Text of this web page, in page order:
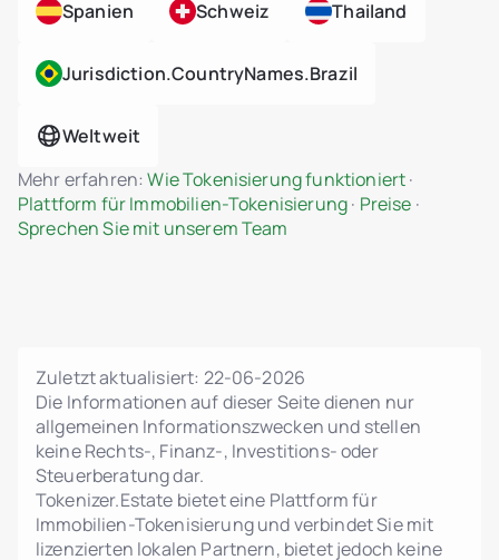
Admin-Chat-Schnittstelle für Tickets mit
Ticket-Statusverwaltung: In Prüfung / Gelöst
Tokenisierung von Immobilien-
ERC-3643 (Security Token)
Standardunterstützung
MiCA-konforme Smart-Contract-Logik
Statuskontrolle
Grundrisse, Visualisierungen und rechtliche
PDFs hochladen
Interaktive Einheitengalerie mit Echtzeit-
Status
Admin- und Investoren-
Änderungsbenachrichtigungen
Spanien Schweiz Thailand
Jurisdiction.countryNames.brazil
Weltweit
Mehr erfahren:Wie Tokenisierung funktioniert·
Plattform für Immobilien-Tokenisierung· Preise ·
Sprechen Sie mit unserem Team
Zuletzt aktualisiert: 22-06-2026
Die Informationen auf dieser Seite dienen nur
allgemeinen Informationszwecken und stellen
keine Rechts-, Finanz-, Investitions- oder
Steuerberatung dar.
Tokenizer.Estate bietet eine Plattform für
Immobilien-Tokenisierung und verbindet Sie mit
lizenzierten lokalen Partnern, bietet jedoch keine